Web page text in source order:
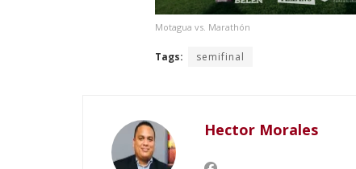
Motagua vs. Marathón
Tags: semifinal
Hector Morales